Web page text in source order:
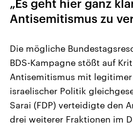
Landtagswahl Sachsen-Anhalt
2026
Alle Informationen
Sachsen-Anhalt wählt am 6.
September 2026 einen neuen
Landtag. Seit 2021 wird das
Bundesland von einer Koalition aus
„Es geht hier ganz
Antisemitismus zu
Die mögliche
BDS-Kampagne stößt auf
Antisemitismus mit
israelischer Politik
Sarai (FDP) verteidigte den
drei weiterer Fraktionen im